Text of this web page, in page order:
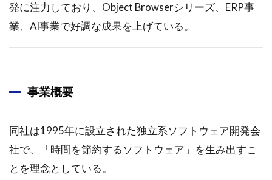
発に注力しており、Object Browserシリーズ、ERP事
業、AI事業で好調な成果を上げている。
事業概要
同社は1995年に設立された独立系ソフトウェア開発会
社で、「時間を節約するソフトウェア」を生み出すこ
とを理念としている。